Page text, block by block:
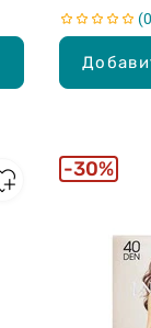
0
30%